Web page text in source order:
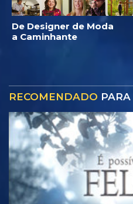
De Designer de Moda
a Caminhante
RECOMENDADO PARA